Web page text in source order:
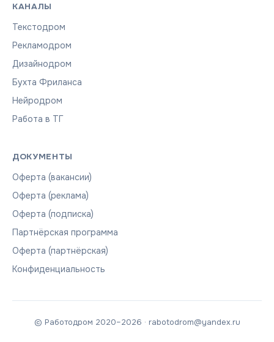
КАНАЛЫ
Текстодром
Рекламодром
Дизайнодром
Бухта Фриланса
Нейродром
Работа в ТГ
ДОКУМЕНТЫ
Оферта (вакансии)
Оферта (реклама)
Оферта (подписка)
Партнёрская программа
Оферта (партнёрская)
Конфиденциальность
© Работодром 2020–2026 · rabotodrom@yandex.ru